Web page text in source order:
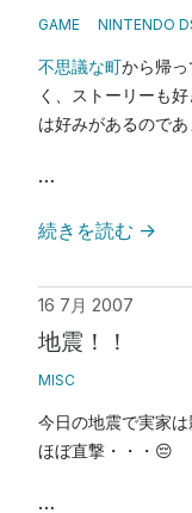
GAME NINTENDO
不思議な町から帰
く、ストーリーも
は好みがあるので
…
続きを読む →
16 7月 2007
地震！！
MISC
今日の地震で実家
ほぼ直撃・・・😔
…